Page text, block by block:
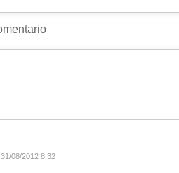
31/08/2012 8:32